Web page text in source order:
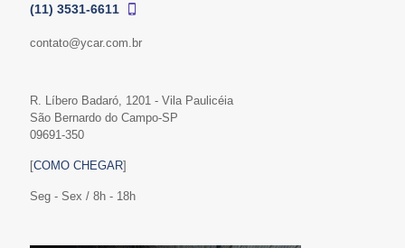
(11) 3531-6611
contato@ycar.com.br
R. Líbero Badaró, 1201 - Vila Paulicéia
São Bernardo do Campo-SP
09691-350
[COMO CHEGAR]
Seg - Sex / 8h - 18h